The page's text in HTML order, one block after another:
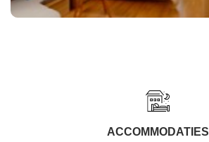
ACCOMMODATIES